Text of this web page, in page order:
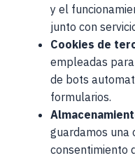
y el
junto con
Cookies de
empleadas
de bots
formularios.
guardamos una
consentimiento